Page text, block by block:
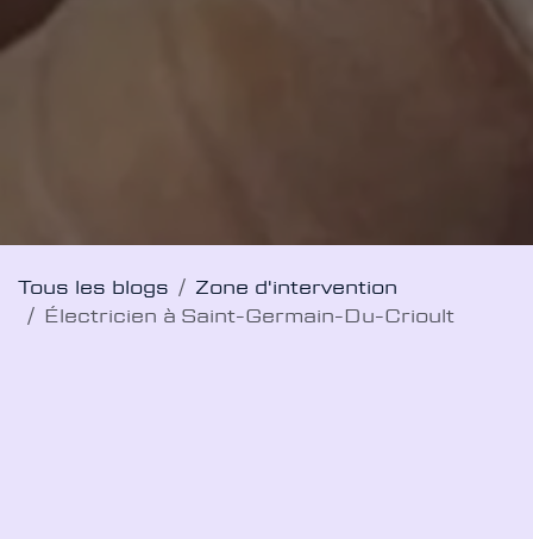
Tous les blogs
Zone d'intervention
Électricien à Saint-Germain-Du-Crioult